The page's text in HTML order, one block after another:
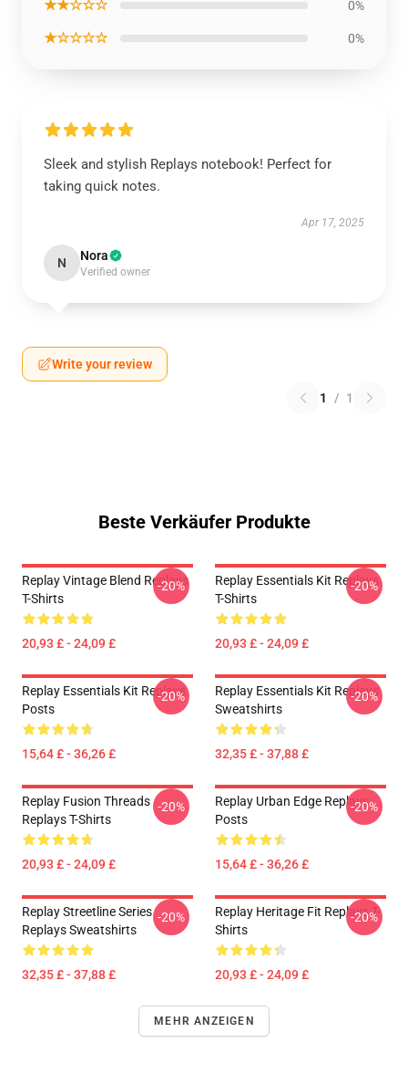
★★☆☆☆ 0%
★☆☆☆☆ 0%
Sleek and stylish Replays notebook! Perfect for
taking quick notes.
Apr 17, 2025
N Nora
Verified owner
Write your review
1 / 1
Beste Verkäufer Produkte
Replay Vintage Blend Replays
T-Shirts
20,93 £ - 24,09 £
-20%
Replay Essentials Kit Replays
T-Shirts
20,93 £ - 24,09 £
-20%
Replay Essentials Kit Replays
Posts
15,64 £ - 36,26 £
-20%
Replay Essentials Kit Replays
Sweatshirts
32,35 £ - 37,88 £
-20%
Replay Fusion Threads
Replays T-Shirts
20,93 £ - 24,09 £
-20%
Replay Urban Edge Replays
Posts
15,64 £ - 36,26 £
-20%
Replay Streetline Series
Replays Sweatshirts
32,35 £ - 37,88 £
-20%
Replay Heritage Fit Replays T-
Shirts
20,93 £ - 24,09 £
-20%
MEHR ANZEIGEN